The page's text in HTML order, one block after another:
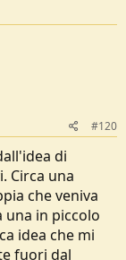
#120
di
Circa una
che veniva
una in piccolo
idea che mi
fuori dal